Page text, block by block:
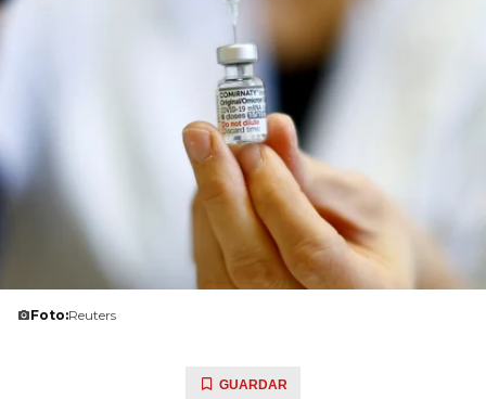
Foto:Reuters
GUARDAR